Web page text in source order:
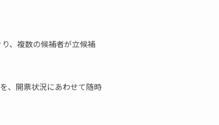
、複数の候補者が立候補
、開票状況にあわせて随時